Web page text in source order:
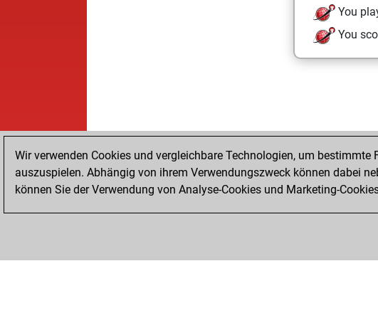
You
You
Wir verwenden Cookies und vergleichbare Technologien, um
auszuspielen. Abhängig von ihrem Verwendungszweck können dabei
können Sie der Verwendung von Analyse-Cookies und Marketing-